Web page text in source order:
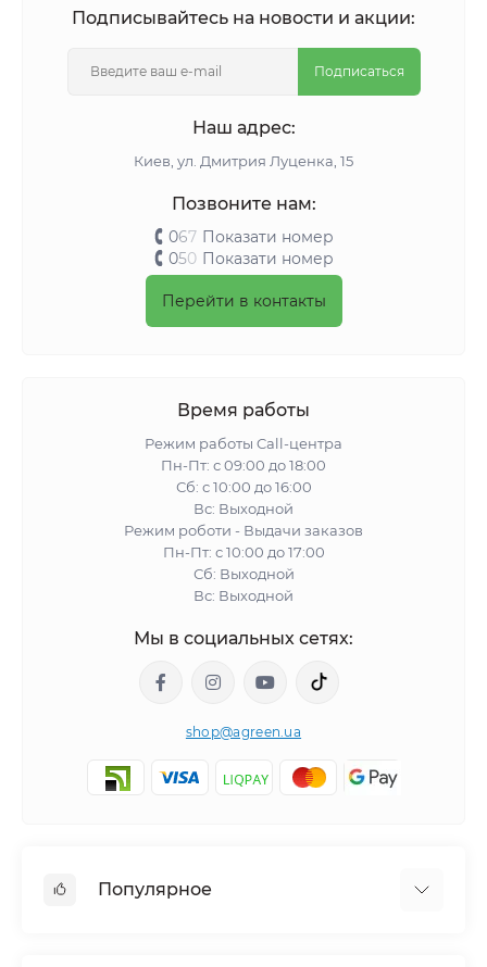
Подписывайтесь на новости и акции:
Подписаться
Наш адрес:
Киeв, ул. Дмитрия Луценка, 15
Позвоните нам:
067 Показати номер
050 Показати номер
Перейти в контакты
Время работы
Режим работы Call-центра
Пн-Пт: с 09:00 до 18:00
Сб: с 10:00 до 16:00
Вс: Выходной
Режим роботи - Выдачи заказов
Пн-Пт: с 10:00 до 17:00
Сб: Выходной
Вс: Выходной
Мы в социальных сетях:
shop@agreen.ua
Популярное